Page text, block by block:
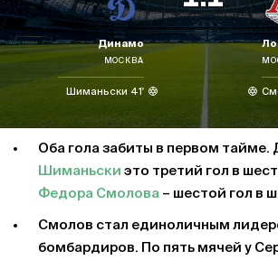
Динамо
МОСКВА
Шиманьски 41'
Оба гола забиты в первом тайме.
Шиманьски это третий гол в
Федора Смолова – шестой гол в
Смолов стал единоличным
бомбардиров. По пять мячей у